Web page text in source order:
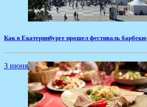
​Как в Екатеринбурге прошел фестиваль барбекю
3 июня